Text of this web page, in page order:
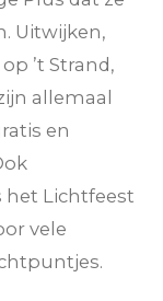
Uitwijken,
’t Strand,
allemaal
en
het Lichtfeest
vele